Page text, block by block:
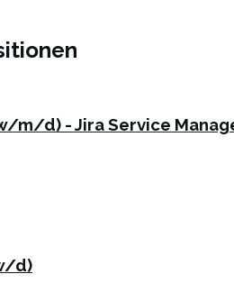
m/d) - Jira Service
d)